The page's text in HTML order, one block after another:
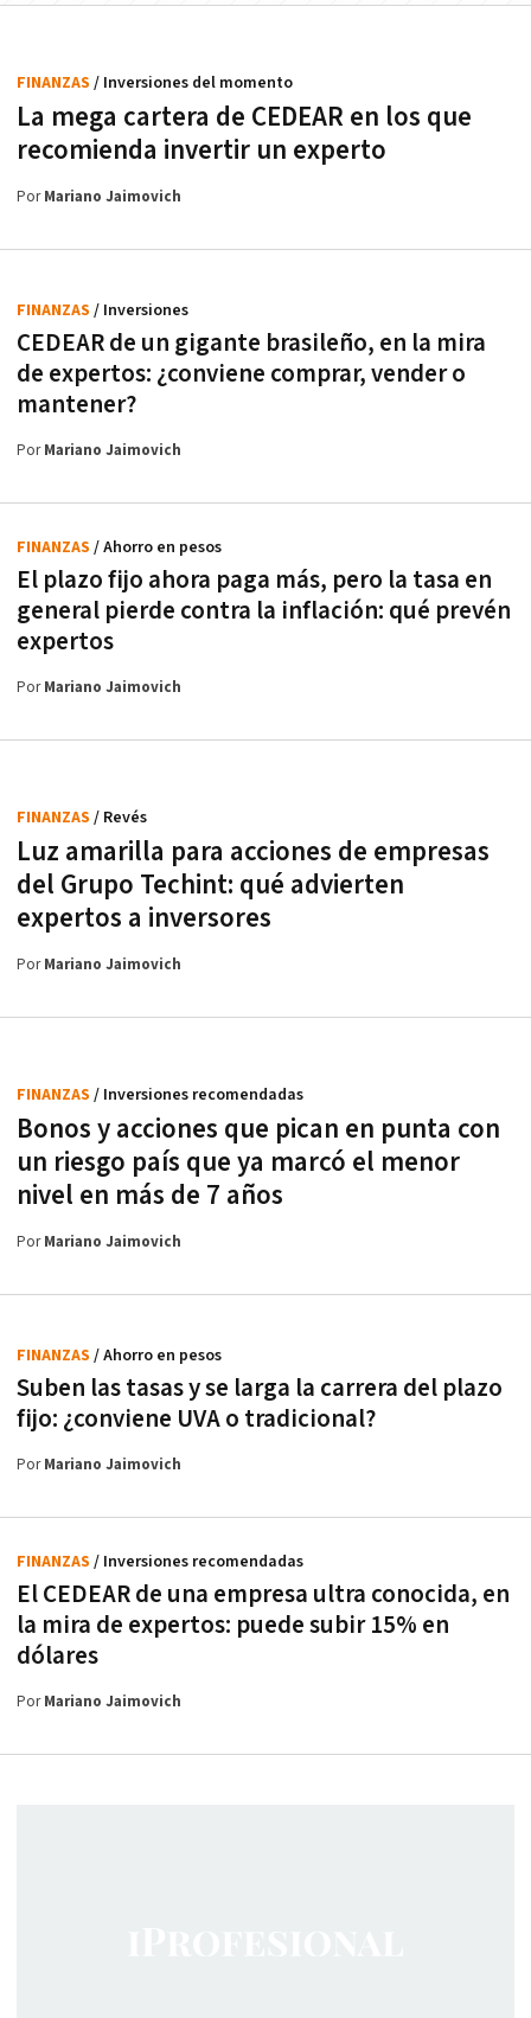
La mega cartera de CEDEAR en los que
recomienda invertir un experto
FINANZAS / Inversiones del momento
PorMariano Jaimovich
CEDEAR de un gigante brasileño, en la mira
de expertos: ¿conviene comprar, vender o
mantener?
FINANZAS / Inversiones
PorMariano Jaimovich
El plazo fijo ahora paga más, pero la tasa en
general pierde contra la inflación: qué prevén
expertos
FINANZAS / Ahorro en pesos
PorMariano Jaimovich
Luz amarilla para acciones de empresas
del Grupo Techint: qué advierten
expertos a inversores
FINANZAS / Revés
PorMariano Jaimovich
Bonos y acciones que pican en punta con
un riesgo país que ya marcó el menor
nivel en más de 7 años
FINANZAS / Inversiones recomendadas
PorMariano Jaimovich
Suben las tasas y se larga la carrera del plazo
fijo: ¿conviene UVA o tradicional?
FINANZAS / Ahorro en pesos
PorMariano Jaimovich
El CEDEAR de una empresa ultra conocida, en
la mira de expertos: puede subir 15% en
dólares
FINANZAS / Inversiones recomendadas
PorMariano Jaimovich